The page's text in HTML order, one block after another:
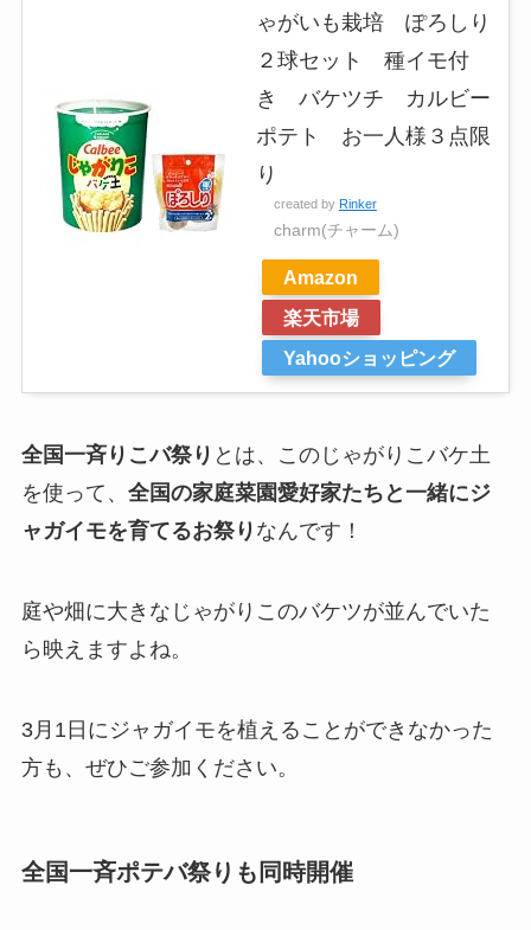
ゃがいも栽培 ぽろしり
２球セット 種イモ付
き バケツチ カルビー
ポテト お一人様３点限
り
created by Rinker
charm(チャーム)
Amazon
楽天市場
Yahooショッピング
全国一斉りこバ祭り とは、このじゃがりこバケ土
を使って、 全国の家庭菜園愛好家たちと一緒にジ
ャガイモを育てるお祭り なんです！
庭や畑に大きなじゃがりこのバケツが並んでいた
ら映えますよね。
3月1日にジャガイモを植えることができなかった
方も、ぜひご参加ください。
全国一斉ポテバ祭りも同時開催